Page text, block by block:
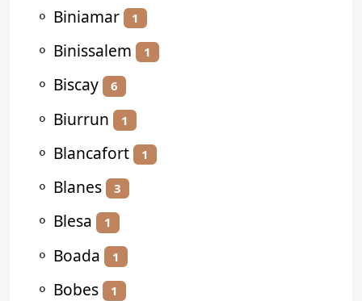
⚬ Biniamar 1
⚬ Binissalem 1
⚬ Biscay 6
⚬ Biurrun 1
⚬ Blancafort 1
⚬ Blanes 3
⚬ Blesa 1
⚬ Boada 1
⚬ Bobes 1